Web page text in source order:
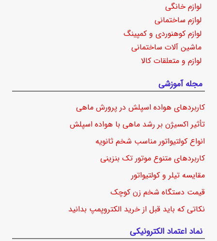
لوازم خانگی
لوازم ساختمانی
لوازم کوهنوردی و کمپینگ
ماشین آلات ساختمانی
لوازم و متعلقات کالا
مجله آموزشی
کاربردهای هواده اسپلش در پرورش ماهی
تأثیر اکسیژن بر رشد ماهی با هواده اسپلش
انواع کولتیواتور مناسب شخم ثانویه
کاربردهای متنوع موتور تک بنزینی
مقایسه تیلر و کولتیواتور
قیمت دستگاه شخم زن کوچک
نکاتی که باید قبل از خرید الکتروپمپ بدانید
نماد اعتماد الکترونیکی